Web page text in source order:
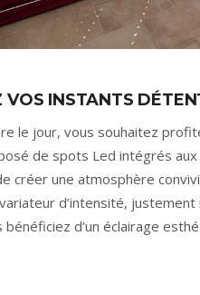
INSTANTS
le jour, vous souhaitez
de spots Led intégrés
créer une atmosphère
d’intensité,
d’un éclairage